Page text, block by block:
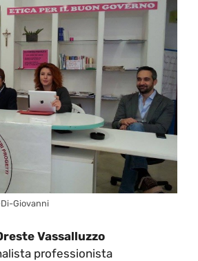
Giovanni
Vassalluzzo
professionista